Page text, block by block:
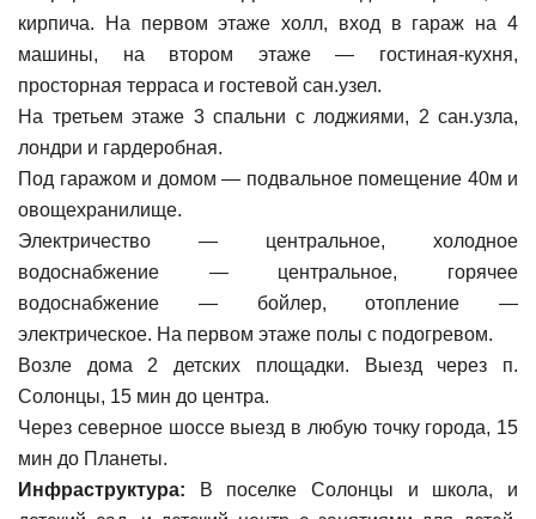
кирпича. На первом этаже холл, вход в гараж на 4
машины, на втором этаже — гостиная-кухня,
просторная терраса и гостевой сан.узел.
На третьем этаже 3 спальни с лоджиями, 2 сан.узла,
лондри и гардеробная.
Под гаражом и домом — подвальное помещение 40м и
овощехранилище.
Электричество — центральное, холодное
водоснабжение — центральное, горячее
водоснабжение — бойлер, отопление —
электрическое. На первом этаже полы с подогревом.
Возле дома 2 детских площадки. Выезд через п.
Солонцы, 15 мин до центра.
Через северное шоссе выезд в любую точку города, 15
мин до Планеты.
Инфраструктура: В поселке Солонцы и школа, и